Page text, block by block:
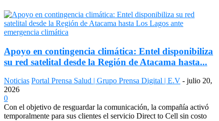
Apoyo en contingencia climática: Entel disponibiliza
su red satelital desde la Región de Atacama hasta...
Noticias Portal Prensa Salud | Grupo Prensa Digital | E.V - julio 20,
2026
0
Con el objetivo de resguardar la comunicación, la compañía activó
temporalmente para sus clientes el servicio Direct to Cell sin costo